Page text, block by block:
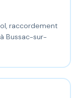
raccordement
Bussac-sur-